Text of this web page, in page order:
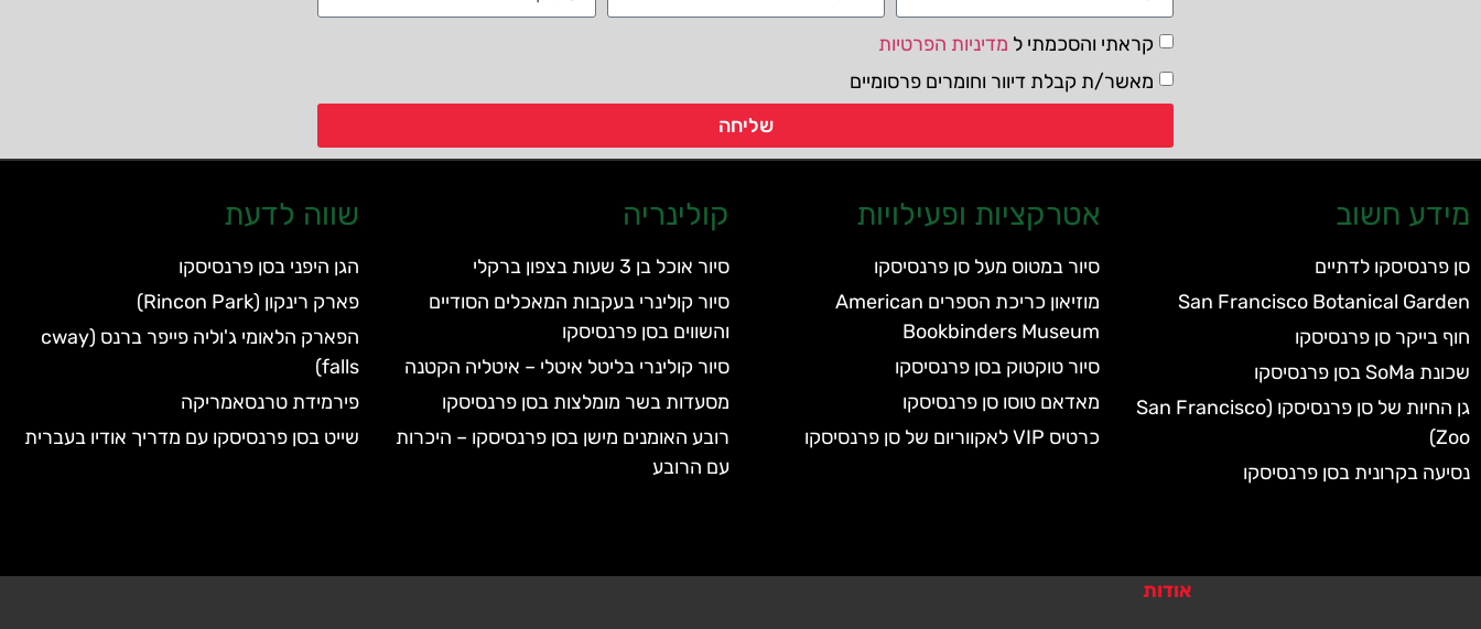
קראתי והסכמתי ל מדיניות הפרטיות
מאשר/ת קבלת דיוור וחומרים פרסומיים
שליחה
מידע חשוב
סן פרנסיסקו לדתיים
San Francisco Botanical Garden
חוף בייקר סן פרנסיסקו
שכונת SoMa בסן פרנסיסקו
גן החיות של סן פרנסיסקו (San Francisco
Zoo)
נסיעה בקרונית בסן פרנסיסקו
אטרקציות ופעילויות
סיור במטוס מעל סן פרנסיסקו
מוזיאון כריכת הספרים American
Bookbinders Museum
סיור טוקטוק בסן פרנסיסקו
מאדאם טוסו סן פרנסיסקו
כרטיס VIP לאקווריום של סן פרנסיסקו
קולינריה
סיור אוכל בן 3 שעות בצפון ברקלי
סיור קולינרי בעקבות המאכלים הסודיים
והשווים בסן פרנסיסקו
סיור קולינרי בליטל איטלי – איטליה הקטנה
מסעדות בשר מומלצות בסן פרנסיסקו
רובע האומנים מישן בסן פרנסיסקו – היכרות
עם הרובע
שווה לדעת
הגן היפני בסן פרנסיסקו
פארק רינקון (Rincon Park)
הפארק הלאומי ג'וליה פייפר ברנס (cway
falls)
פירמידת טרנסאמריקה
שייט בסן פרנסיסקו עם מדריך אודיו בעברית
אודות